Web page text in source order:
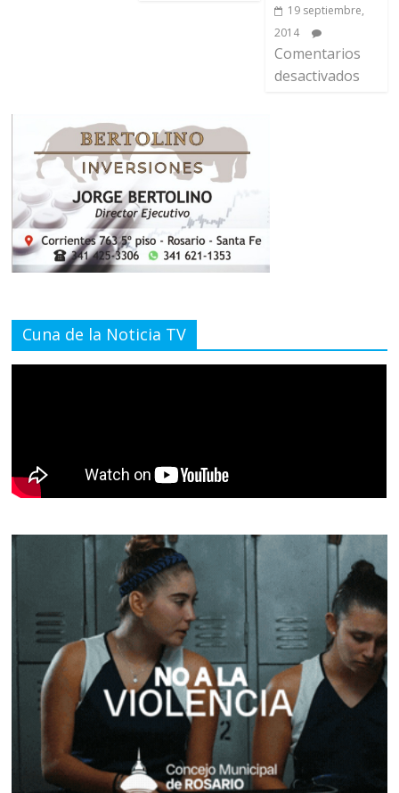
19 septiembre,
2014
Comentarios
desactivados
Cuna de la Noticia TV